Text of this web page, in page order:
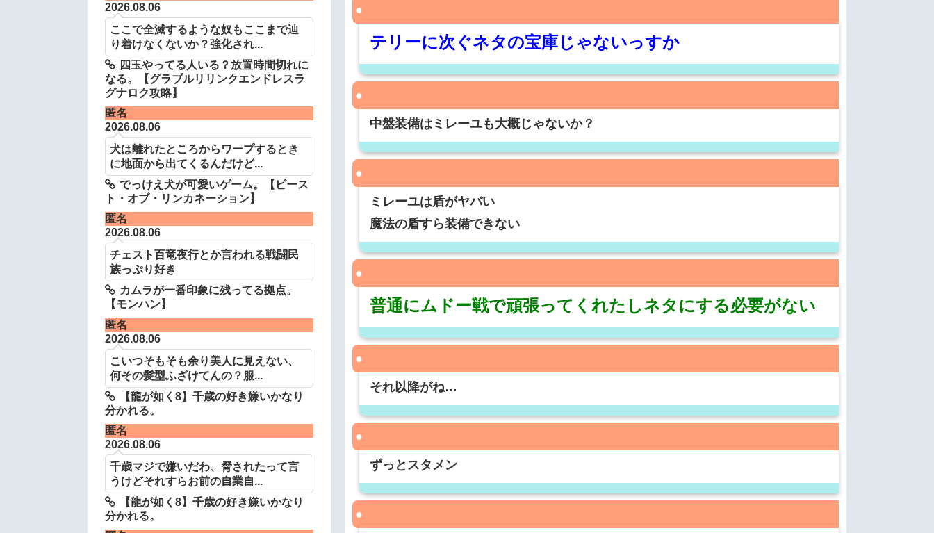
テリーに次ぐネタの宝庫じゃないっすか
中盤装備はミレーユも大概じゃないか？
ミレーユは盾がヤバい
魔法の盾すら装備できない
普通にムドー戦で頑張ってくれたしネタにする必要がない
それ以降がね…
ずっとスタメン
2026.08.06
ここで全滅するような奴もここまで辿
り着けなくないか？強化され...
四玉やってる人いる？放置時間切れに
なる。【グラブルリリンクエンドレスラ
グナロク攻略】
匿名
2026.08.06
犬は離れたところからワープするとき
に地面から出てくるんだけど...
でっけえ犬が可愛いゲーム。【ビース
ト・オブ・リンカネーション】
匿名
2026.08.06
チェスト百竜夜行とか言われる戦闘民
族っぷり好き
カムラが一番印象に残ってる拠点。
【モンハン】
匿名
2026.08.06
こいつそもそも余り美人に見えない、
何その髪型ふざけてんの？服...
【龍が如く8】千歳の好き嫌いかなり
分かれる。
匿名
2026.08.06
千歳マジで嫌いだわ、脅されたって言
うけどそれすらお前の自業自...
【龍が如く8】千歳の好き嫌いかなり
分かれる。